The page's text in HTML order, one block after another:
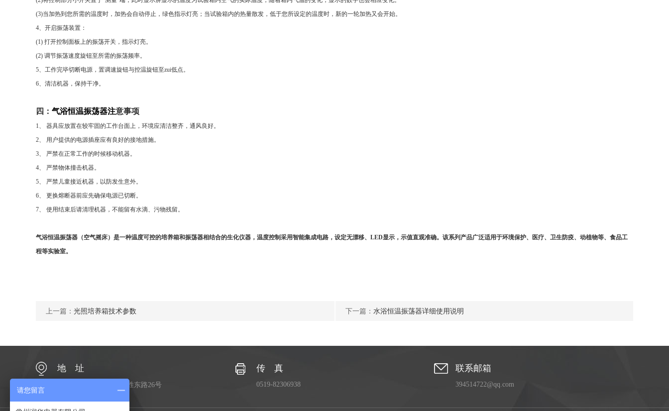
(3)当加热到您所需的温度时，加热会自动停止，绿色指示灯亮；当试验箱内的热量散发，低于您所设定的温度时，新的一轮加热又会开始。
4、开启振荡装置：
(1) 打开控制面板上的振荡开关，指示灯亮。
(2) 调节振荡速度旋钮至所需的振荡频率。
5、工作完毕切断电源，置调速旋钮与控温旋钮至zui低点。
6、清洁机器，保持干净。
四： 气浴恒温振荡器注意事项
1、
器具应放置在较牢固的工作台面上，环境应清洁整齐，通风良好。
2、
用户提供的电源插座应有良好的接地措施。
3、
严禁在正常工作的时候移动机器。
4、
严禁物体撞击机器。
5、
严禁儿童接近机器，以防发生意外。
6、
更换熔断器前应先确保电源已切断。
7、 使用结束后请清理机器，不能留有水滴、污物残留。
气浴恒温振荡器 （空气摇床）是一种温度可控的培养箱和振荡器相结合的生化仪器，温度控制采用智能集成电路，设定无漂移、 LED显示，示值直观准确。该系列产品广泛适用于环境保护、医疗、卫生防疫、动植物等、食品工
程等实验室。
上一篇： 光照培养箱技术参数 下一篇： 水浴恒温振荡器详细使用说明
地 址
江苏省常州市金坛区金胜东路26号
传 真
0519-82306938
联系邮箱
394514722@qq.com
请您留言